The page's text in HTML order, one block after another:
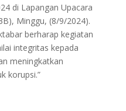
di Lapangan Upacara
Minggu, (8/9/2024).
berharap kegiatan
integritas kepada
meningkatkan
korupsi.”